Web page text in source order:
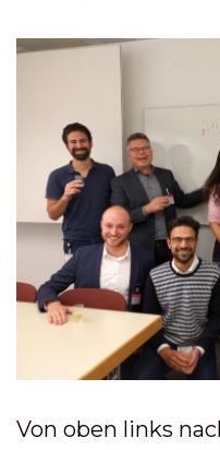
Von oben links